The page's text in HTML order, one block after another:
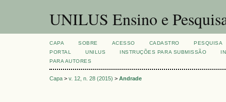
UNILUS Ensino e
CAPA SOBRE ACESSO CADASTRO
PESQUISA
PORTAL
UNILUS INSTRUÇÕES PARA SUBMISSÃO
PARA AUTORES
Capa > v. 12, n. 28 (2015) > Andrade